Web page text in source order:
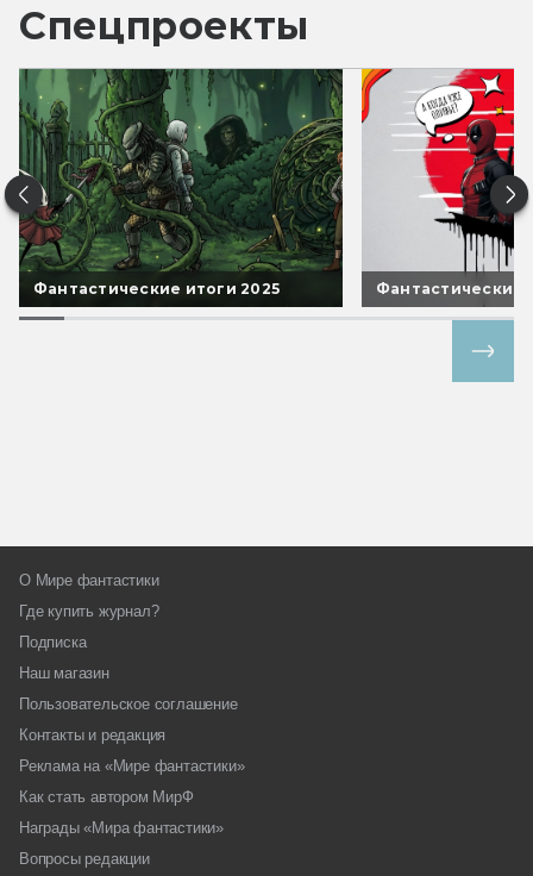
Спецпроекты
Фантастические итоги 2025 Фантастические
О Мире фантастики
Где купить журнал?
Подписка
Наш магазин
Пользовательское соглашение
Контакты и редакция
Реклама на «Мире фантастики»
Как стать автором МирФ
Награды «Мира фантастики»
Вопросы редакции